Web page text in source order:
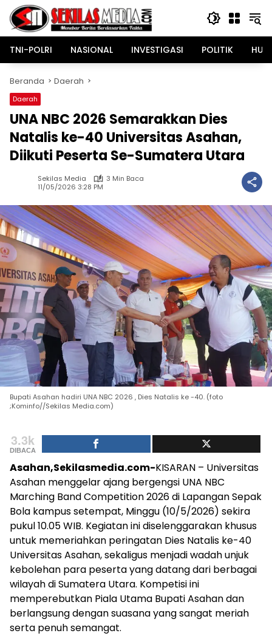
Langsung
konten
TNI-POLRI
NASIONAL INVESTIGASI POLITIK
Beranda Daerah
Daerah
UNA NBC 2026 Semarakkan Dies
Natalis ke-40 Universitas Asahan,
Diikuti Peserta Se-Sumatera Utara
Sekilas Media
3 Min Baca
11/05/2026 3:28 PM
Bupati Asahan hadiri UNA NBC 2026 , Dies Natalis ke -40. (foto
;Kominfo//Sekilas Media.com)
3.3k
DIBACA
Asahan,Sekilasmedia.com-KISARAN – Universitas
Asahan menggelar ajang bergengsi UNA NBC
Marching Band Competition 2026 di Lapangan Sepak
Bola kampus setempat, Minggu (10/5/2026) sekira
pukul 10.05 WIB. Kegiatan ini diselenggarakan khusus
untuk memeriahkan peringatan Dies Natalis ke-40
Universitas Asahan, sekaligus menjadi wadah unjuk
kebolehan para peserta yang datang dari berbagai
wilayah di Sumatera Utara. Kompetisi ini
memperebutkan Piala Utama Bupati Asahan dan
berlangsung dengan suasana yang sangat meriah
serta penuh semangat.